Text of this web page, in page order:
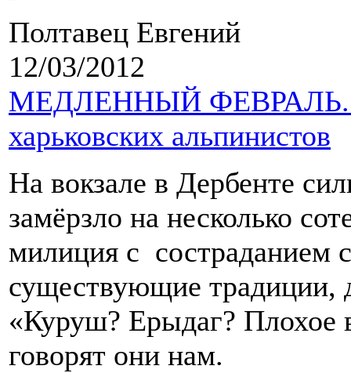
Полтавец Евгений
12/03/2012
МЕДЛЕННЫЙ ФЕВРАЛЬ.
харьковских альпинистов
На вокзале в Дербенте
замёрзло на несколько
милиция с состраданием
существующие традиции,
«Куруш? Ерыдаг? Плохое
говорят они нам.